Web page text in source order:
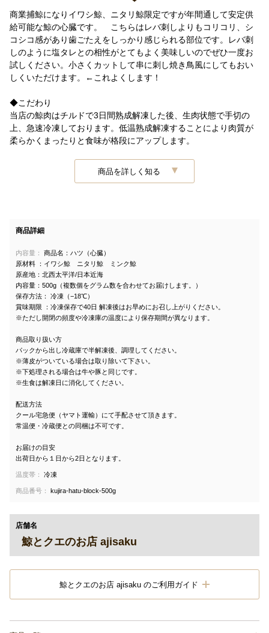
商業捕鯨になりイワシ鯨、ニタリ鯨限定ですが年間通して安定供
給可能な鯨の心臓です。 こちらはレバ刺しよりもコリコリ、シ
コシコ感があり歯ごたえをしっかり感じられる部位です。レバ刺
しのように塩タレとの相性がとてもよく美味しいのでぜひ一度お
試しください。小さくカットして串に刺し焼き鳥風にしてもおい
しくいただけます。←これよくします！
◆こだわり
当店の鯨肉はチルドで3日間熟成解凍した後、生肉状態で手切の
上、急速冷凍しております。低温熟成解凍することにより肉質が
柔らかくまったりと食味が格段にアップします。
商品を詳しく知る
商品詳細
内容量：
商品名：ハツ（心臓）
原材料 ：イワシ鯨 ニタリ鯨 ミンク鯨
原産地：北西太平洋/日本近海
内容量：500g（複数個をグラム数を合わせてお届けします。）
保存方法： 冷凍（−18℃）
賞味期限 ：冷凍保存で40日 解凍後はお早めにお召し上がりください。
※ただし開閉の頻度や冷凍庫の温度により保存期間が異なります。
商品取り扱い方
パックから出し冷蔵庫で半解凍後、調理してください。
※薄皮がついている場合は取り除いて下さい。
※下処理される場合は牛や豚と同じです。
※生食は解凍日に消化してください。
配送方法
クール宅急便（ヤマト運輸）にて手配させて頂きます。
常温便・冷蔵便との同梱は不可です。
お届けの目安
出荷日から１日から2日となります。
温度帯： 冷凍
商品番号： kujira-hatu-block-500g
店舗名
鯨とクエのお店 ajisaku
鯨とクエのお店 ajisaku のご利用ガイド